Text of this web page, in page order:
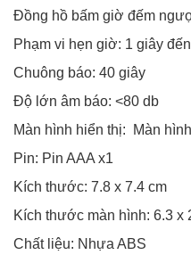
Đồng hồ bấm giờ đếm
Phạm vi hẹn giờ: 1 giây
Chuông báo: 40 giây
Độ lớn âm báo: <80 db
Màn hình hiển thị: Màn
Pin: Pin AAA x1
Kích thước: 7.8 x 7.4 cm
Kích thước màn hình: 6.3 x
Chất liệu: Nhựa ABS